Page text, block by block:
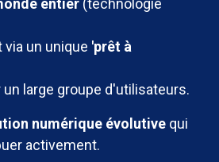
entier (technologie
un unique 'prêt à
un large groupe d'utilisateurs.
numérique évolutive qui
activement.